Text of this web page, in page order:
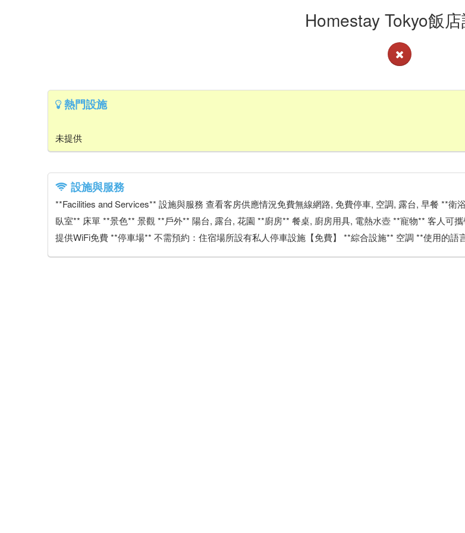
Homestay Tokyo飯
熱門設施
未提供
設施與服務
**Facilities and Services** 設施與服務 查看客房供應情況免費無線網路, 免費停車, 空調, 露台, 早餐 **
臥室** 床單 **景色** 景觀 **戶外** 陽台, 露台, 花園 **廚房** 餐桌, 廚房用具, 電熱水壺 **寵物** 客人可
提供WiFi免費 **停車場** 不需預約：住宿場所設有私人停車設施【免費】 **綜合設施** 空調 **使用的語